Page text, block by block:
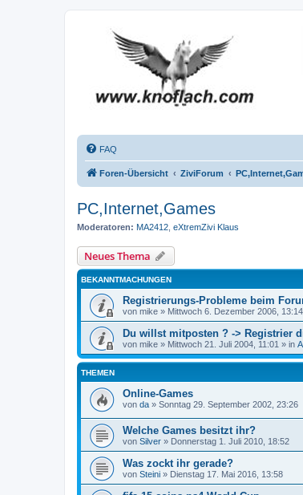
FAQ
Foren-Übersicht ZiviForum
PC,Internet,Games
Moderatoren: MA2412 eXtremZivi Klaus
Neues Thema
BEKANNTMACHUNGEN
Registrierungs-Probleme beim
von mike » Mittwoch 6. Dezember 2006, 13:14
Du willst mitposten ? -> Registrier
von mike » Mittwoch 21. Juli 2004, 11:01 » in
THEMEN
Online-Games
von da » Sonntag 29. September 2002, 23:26
Welche Games besitzt ihr?
von Silver » Donnerstag 1. Juli 2010, 18:52
Was zockt ihr gerade?
von Steini » Dienstag 17. Mai 2016, 13:58